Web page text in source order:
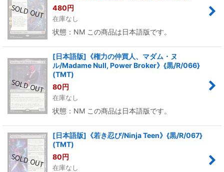
480円
在庫なし
状態：NM この商品は日本語版です。
[日本語版]《権力の仲買人、マダム・ヌ
ル/Madame Null, Power Broker》{黒/R/066}
(TMT)
80円
在庫なし
状態：NM この商品は日本語版です。
[日本語版]《若き忍び/Ninja Teen》{黒/R/067}
(TMT)
80円
在庫なし